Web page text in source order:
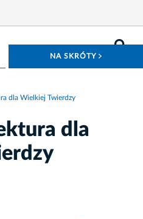
NA SKRÓTY
dla Wielkiej Twierdzy
dla